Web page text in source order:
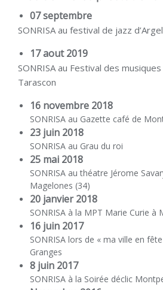
07 septembre
SONRISA au festival de jazz
17 aout 2019
SONRISA au Festival des
Tarascon
16 novembre 2018
SONRISA au Gazette café de
23 juin 2018
SONRISA au Grau du roi
25 mai 2018
SONRISA au théatre Jérome
Magelones (34)
20 janvier 2018
SONRISA à la MPT Marie Curie à
16 juin 2017
SONRISA lors de « ma ville en
Granges
8 juin 2017
SONRISA à la Soirée déclic